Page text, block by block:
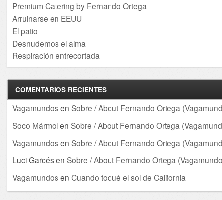
Premium Catering by Fernando Ortega
Arruinarse en EEUU
El patio
Desnudemos el alma
Respiración entrecortada
COMENTARIOS RECIENTES
Vagamundos en Sobre / About Fernando Ortega
Soco Mármolen Sobre / About Fernando Ortega
Vagamundos en Sobre / About Fernando Ortega
Luci Garcés en Sobre / About Fernando Ortega
Vagamundos en Cuando toqué el sol de California